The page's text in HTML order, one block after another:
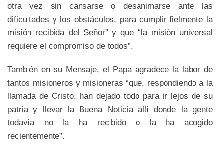
otra vez sin cansarse o desanimarse ante las
dificultades y los obstáculos, para cumplir fielmente la
misión recibida del Señor” y que “la misión universal
requiere el compromiso de todos”.
También en su Mensaje, el Papa agradece la labor de
tantos misioneros y misioneras “que, respondiendo a la
llamada de Cristo, han dejado todo para ir lejos de su
patria y llevar la Buena Noticia allí donde la gente
todavía no la ha recibido o la ha acogido
recientemente”.